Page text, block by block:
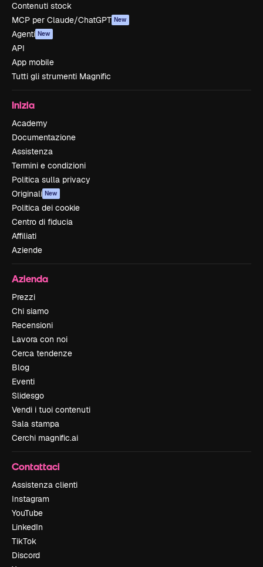
Contenuti stock
MCP per Claude/ChatGPT New
Agenti New
API
App mobile
Tutti gli strumenti Magnific
Inizia
Academy
Documentazione
Assistenza
Termini e condizioni
Politica sulla privacy
Originali New
Politica dei cookie
Centro di fiducia
Affiliati
Aziende
Azienda
Prezzi
Chi siamo
Recensioni
Lavora con noi
Cerca tendenze
Blog
Eventi
Slidesgo
Vendi i tuoi contenuti
Sala stampa
Cerchi magnific.ai
Contattaci
Assistenza clienti
Instagram
YouTube
LinkedIn
TikTok
Discord